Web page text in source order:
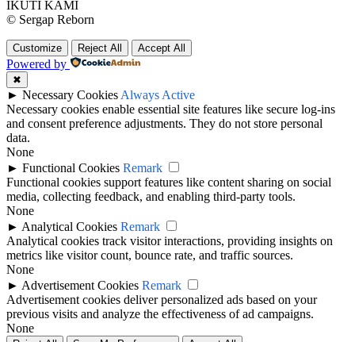
IKUTI KAMI
© Sergap Reborn
Customize Reject All Accept All
Powered by
✖
► Necessary Cookies Always Active
Necessary cookies enable essential site features like secure log-ins
and consent preference adjustments. They do not store personal
data.
None
► Functional Cookies Remark
Functional cookies support features like content sharing on social
media, collecting feedback, and enabling third-party tools.
None
► Analytical Cookies Remark
Analytical cookies track visitor interactions, providing insights on
metrics like visitor count, bounce rate, and traffic sources.
None
► Advertisement Cookies Remark
Advertisement cookies deliver personalized ads based on your
previous visits and analyze the effectiveness of ad campaigns.
None